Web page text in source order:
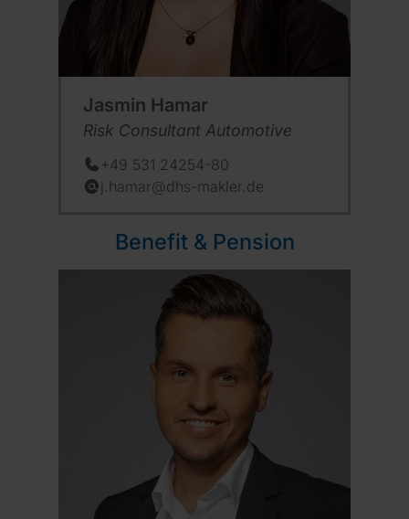
Jasmin Hamar
Position:
Risk Consultant Automotive
Telefon:
+49 531 24254-80
E-Mail:
j.hamar@dhs-makler.de
Benefit & Pension